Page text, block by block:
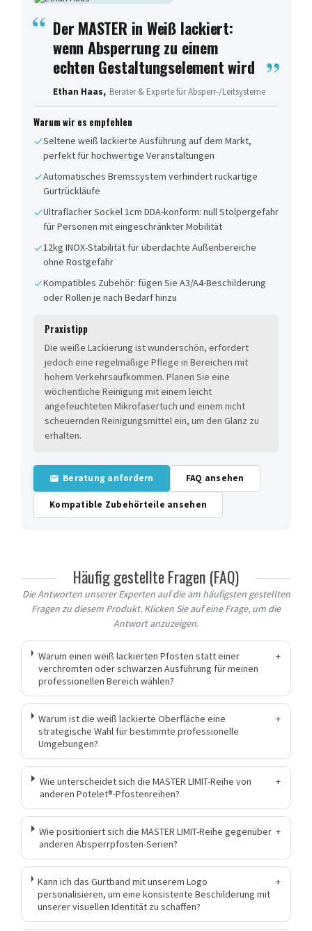
Der MASTER in Weiß lackiert:
wenn Absperrung zu einem
echten Gestaltungselement wird
Ethan Haas, Berater & Experte für Absperr-/Leitsysteme
Warum wir es empfehlen
Seltene weiß lackierte Ausführung auf dem Markt,
perfekt für hochwertige Veranstaltungen
Automatisches Bremssystem verhindert ruckartige
Gurtrückläufe
Ultraflacher Sockel 1cm DDA-konform: null Stolpergefahr
für Personen mit eingeschränkter Mobilität
12kg INOX-Stabilität für überdachte Außenbereiche
ohne Rostgefahr
Kompatibles Zubehör: fügen Sie A3/A4-Beschilderung
oder Rollen je nach Bedarf hinzu
Praxistipp
Die weiße Lackierung ist wunderschön, erfordert
jedoch eine regelmäßige Pflege in Bereichen mit
hohem Verkehrsaufkommen. Planen Sie eine
wöchentliche Reinigung mit einem leicht
angefeuchteten Mikrofasertuch und einem nicht
scheuernden Reinigungsmittel ein, um den Glanz zu
erhalten.
Beratung anfordern FAQ ansehen
Kompatible Zubehörteile ansehen
Häufig gestellte Fragen (FAQ)
Die Antworten unserer Experten auf die am häufigsten gestellten
Fragen zu diesem Produkt. Klicken Sie auf eine Frage, um die
Antwort anzuzeigen.
Warum einen weiß lackierten Pfosten statt einer
verchromten oder schwarzen Ausführung für meinen
professionellen Bereich wählen?
+
Warum ist die weiß lackierte Oberfläche eine
strategische Wahl für bestimmte professionelle
Umgebungen?
+
Wie unterscheidet sich die MASTER LIMIT-Reihe von
anderen Potelet®-Pfostenreihen?
+
Wie positioniert sich die MASTER LIMIT-Reihe gegenüber
anderen Absperrpfosten-Serien?
+
Kann ich das Gurtband mit unserem Logo
personalisieren, um eine konsistente Beschilderung mit
unserer visuellen Identität zu schaffen?
+